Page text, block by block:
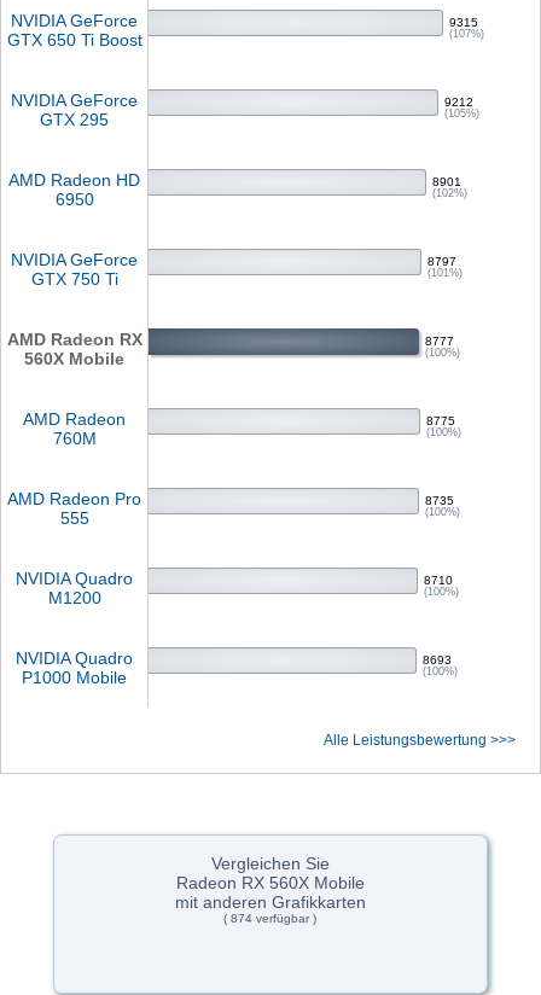
NVIDIA GeForce
GTX 650 Ti Boost
9315
(107%)
NVIDIA GeForce
GTX 295
9212
(105%)
AMD Radeon HD
6950
8901
(102%)
NVIDIA GeForce
GTX 750 Ti
8797
(101%)
AMD Radeon RX
560X Mobile
8777
(100%)
AMD Radeon
760M
8775
(100%)
AMD Radeon Pro
555
8735
(100%)
NVIDIA Quadro
M1200
8710
(100%)
NVIDIA Quadro
P1000 Mobile
8693
(100%)
Alle Leistungsbewertung >>>
Vergleichen Sie
Radeon RX 560X Mobile
mit anderen Grafikkarten
( 874 verfügbar )